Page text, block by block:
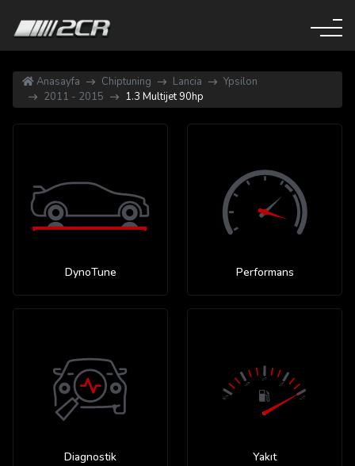
Anasayfa Chiptuning Lancia
Ypsilon
2011 - 2015
1.3 Multijet 90hp
DynoTune Performans
Diagnostik Yakıt